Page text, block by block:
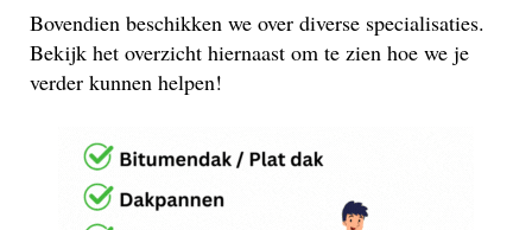
Bovendien beschikken we over diverse specialisaties.
Bekijk het overzicht hiernaast om te zien hoe we je
verder kunnen helpen!